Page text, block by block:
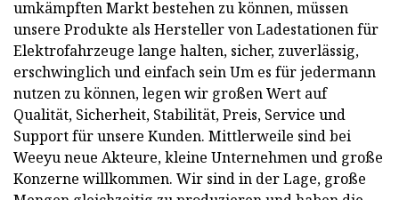
umkämpften Markt bestehen zu können, müssen
unsere Produkte als Hersteller von Ladestationen für
Elektrofahrzeuge lange halten, sicher, zuverlässig,
erschwinglich und einfach sein Um es für jedermann
nutzen zu können, legen wir großen Wert auf
Qualität, Sicherheit, Stabilität, Preis, Service und
Support für unsere Kunden. Mittlerweile sind bei
Weeyu neue Akteure, kleine Unternehmen und große
Konzerne willkommen. Wir sind in der Lage, große